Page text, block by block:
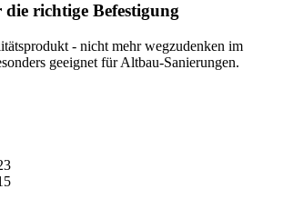
richtige Befestigung
- nicht mehr wegzudenken im
geeignet für Altbau-Sanierungen.